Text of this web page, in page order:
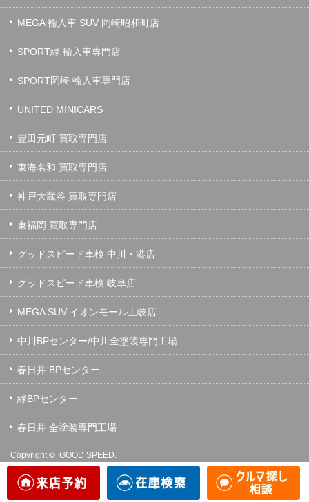
MEGA 輸入車 SUV 岡崎昭和町店
SPORT緑 輸入車専門店
SPORT岡崎 輸入車専門店
UNITED MINICARS
豊田元町 買取専門店
東海名和 買取専門店
神戸大蔵谷 買取専門店
東福岡 買取専門店
グッドスピード車検 中川・港店
グッドスピード車検 岐阜店
MEGA SUV イオンモール土岐店
中川BPセンター/中川全塗装専門工場
春日井 BPセンター
緑BPセンター
春日井 全塗装専門工場
Copyright © GOOD SPEED.